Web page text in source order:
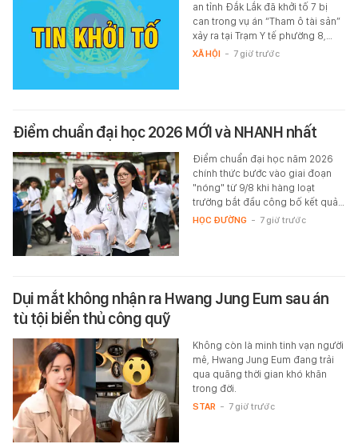
an tỉnh Đắk Lắk đã khởi tố 7 bị
can trong vụ án “Tham ô tài sản”
xảy ra tại Trạm Y tế phường 8,…
XÃ HỘI - 7 giờ trước
Điểm chuẩn đại học 2026 MỚI và NHANH nhất
Điểm chuẩn đại học năm 2026
chính thức bước vào giai đoạn
"nóng" từ 9/8 khi hàng loạt
trường bắt đầu công bố kết quả…
HỌC ĐƯỜNG - 7 giờ trước
Dụi mắt không nhận ra Hwang Jung Eum sau án
tù tội biển thủ công quỹ
Không còn là minh tinh vạn người
mê, Hwang Jung Eum đang trải
qua quãng thời gian khó khăn
trong đời.
STAR - 7 giờ trước